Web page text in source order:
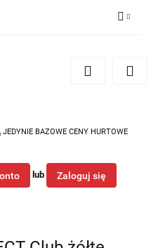
Zarejestruj się
BAZOWE CENY HURTOWE
lub Zaloguj się